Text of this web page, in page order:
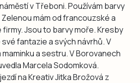
v Třeboni. Používám barvy
mám od francouzské a
Jsou to barvy moře. Kresby
fantazie a svých návrhů. V
a sestru. V Borovanech
Marcela Sodomková.
na Kreativ Jitka Brožová z